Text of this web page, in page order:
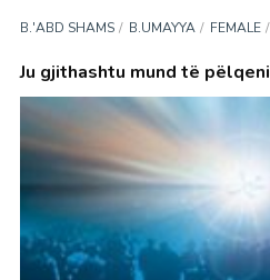
B.'ABD SHAMS B.UMAYYA FEMALE
Ju gjithashtu mund të pëlqeni